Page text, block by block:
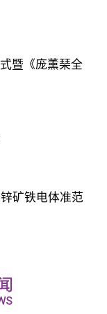
暨《庞薰琹全
矿铁电体准范